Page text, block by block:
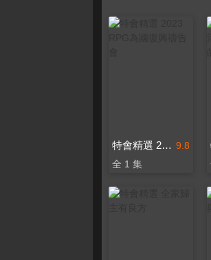
9.8
特會精選 2023 RPG為國復興禱告會
全 1 集